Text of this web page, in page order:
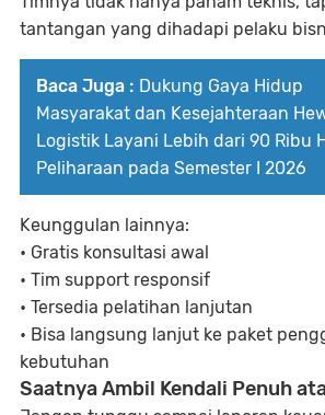
tantangan yang dihadapi pelaku
Baca Juga : Dukung Gaya Hidup
Masyarakat dan Kesejahteraan
Logistik Layani Lebih dari 90 Ribu
Peliharaan pada Semester I 2026
Keunggulan lainnya:
• Gratis konsultasi awal
• Tim support responsif
• Tersedia pelatihan lanjutan
• Bisa langsung lanjut ke paket
kebutuhan
Saatnya Ambil Kendali Penuh